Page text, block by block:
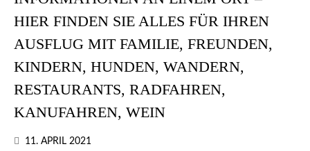
HIER FINDEN SIE ALLES FÜR IHREN
AUSFLUG MIT FAMILIE, FREUNDEN,
KINDERN, HUNDEN, WANDERN,
RESTAURANTS, RADFAHREN,
KANUFAHREN, WEIN
11. APRIL 2021